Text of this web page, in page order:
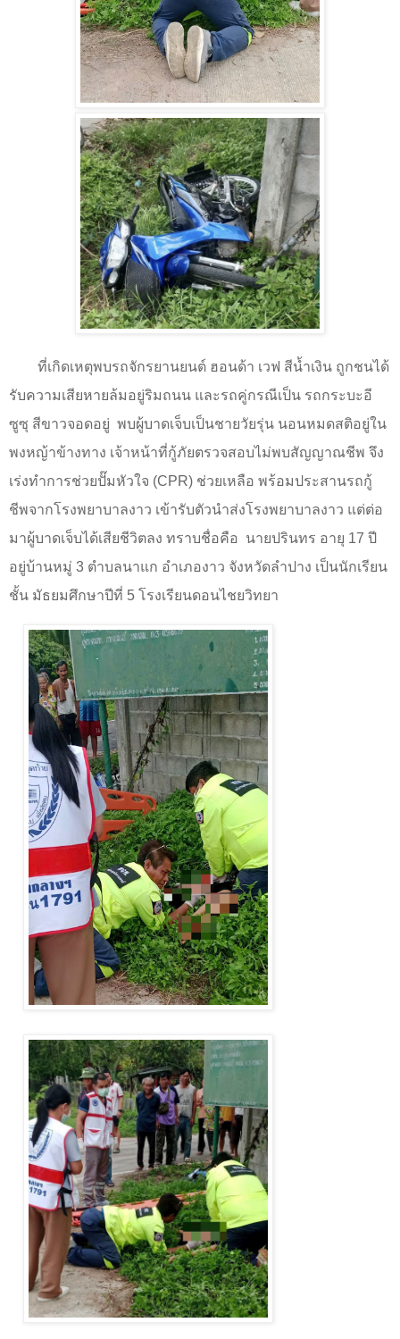
ที่เกิดเหตุพบรถจักรยานยนต์ ฮอนด้า เวฟ สีน้ำเงิน ถูกชนได้
รับความเสียหายล้มอยู่ริมถนน และรถคู่กรณีเป็น รถกระบะอี
ซูซุ สีขาวจอดอยู่ พบผู้บาดเจ็บเป็นชายวัยรุ่น นอนหมดสติอยู่ใน
พงหญ้าข้างทาง เจ้าหน้าที่กู้ภัยตรวจสอบไม่พบสัญญาณชีพ จึง
เร่งทำการช่วยปั๊มหัวใจ (CPR) ช่วยเหลือ พร้อมประสานรถกู้
ชีพจากโรงพยาบาลงาว เข้ารับตัวนำส่งโรงพยาบาลงาว แต่ต่อ
มาผู้บาดเจ็บได้เสียชีวิตลง ทราบชื่อคือ นายปรินทร อายุ 17 ปี
อยู่บ้านหมู่ 3 ตำบลนาแก อำเภองาว จังหวัดลำปาง เป็นนักเรียน
ชั้น มัธยมศึกษาปีที่ 5 โรงเรียนดอนไชยวิทยา